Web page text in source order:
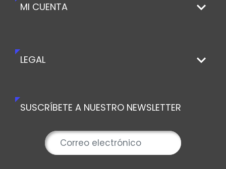
MI CUENTA
LEGAL
SUSCRÍBETE A NUESTRO NEWSLETTER